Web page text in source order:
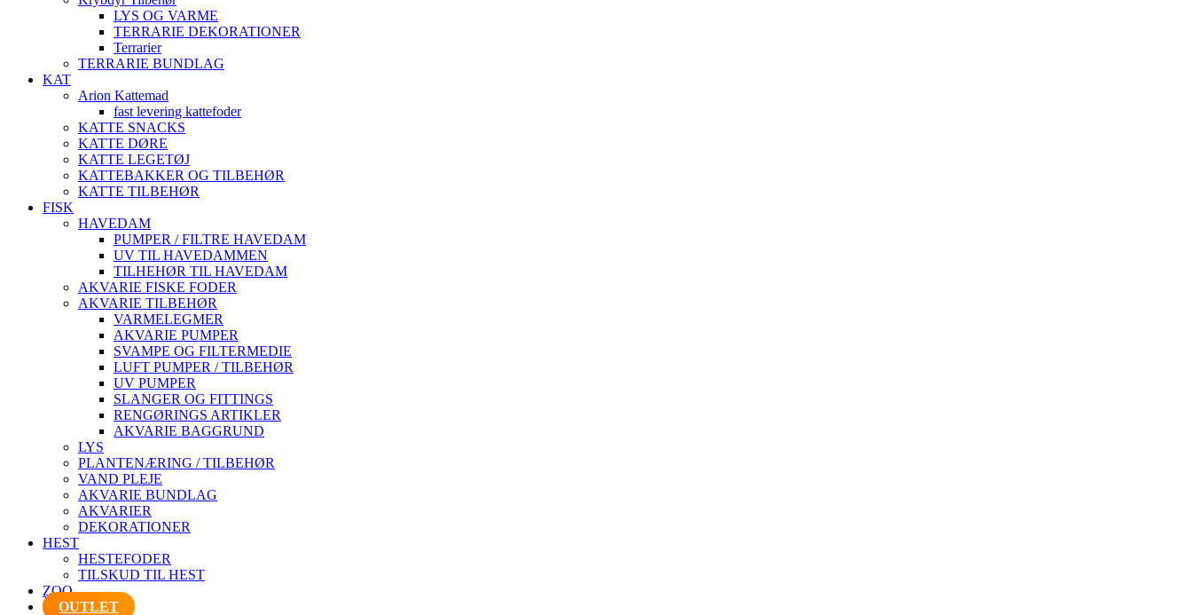
LYS OG VARME
TERRARIE DEKORATIONER
Terrarier
TERRARIE BUNDLAG
KAT
Arion Kattemad
fast levering kattefoder
KATTE SNACKS
KATTE DØRE
KATTE LEGETØJ
KATTEBAKKER OG TILBEHØR
KATTE TILBEHØR
FISK
HAVEDAM
PUMPER / FILTRE HAVEDAM
UV TIL HAVEDAMMEN
TILHEHØR TIL HAVEDAM
AKVARIE FISKE FODER
AKVARIE TILBEHØR
VARMELEGMER
AKVARIE PUMPER
SVAMPE OG FILTERMEDIE
LUFT PUMPER / TILBEHØR
UV PUMPER
SLANGER OG FITTINGS
RENGØRINGS ARTIKLER
AKVARIE BAGGRUND
LYS
PLANTENÆRING / TILBEHØR
VAND PLEJE
AKVARIE BUNDLAG
AKVARIER
DEKORATIONER
HEST
HESTEFODER
TILSKUD TIL HEST
ZOO
OUTLET